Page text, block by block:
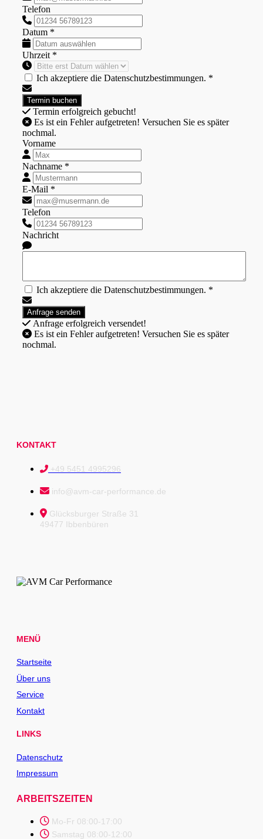
Telefon
Datum *
Uhrzeit *
Ich akzeptiere die Datenschutzbestimmungen. *
Termin erfolgreich gebucht!
nochmal.
Vorname
Nachname *
E-Mail *
Telefon
Nachricht
Ich akzeptiere die Datenschutzbestimmungen. *
Anfrage erfolgreich versendet!
nochmal.
KONTAKT
+49 5451 4995296
info@avm-car-performance.de
Glücksburger Straße 31
49477 Ibbenbüren
MENÜ
Startseite
Über uns
Service
Kontakt
LINKS
Datenschutz
Impressum
ARBEITSZEITEN
Mo-Fr 08:00-17:00
Samstag 08:00-12:00